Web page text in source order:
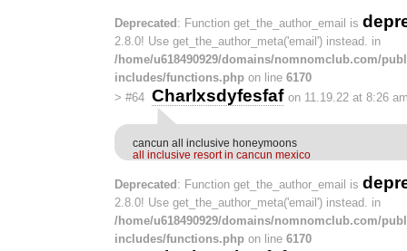
Deprecated: Function get_the_author_email is
2.8.0! Use get_the_author_meta('email') instead. in
/home/u618490929/domains/nomnomclub.com/
includes/functions.php on line 6170
> #64 Charlxsdyfesfaf on 11.19.22 at 8:26
cancun all inclusive honeymoons
all inclusive resort in cancun mexico
Deprecated : Function get_the_author_email is
2.8.0! Use get_the_author_meta('email') instead. in
/home/u618490929/domains/nomnomclub.com/
includes/functions.php on line 6170